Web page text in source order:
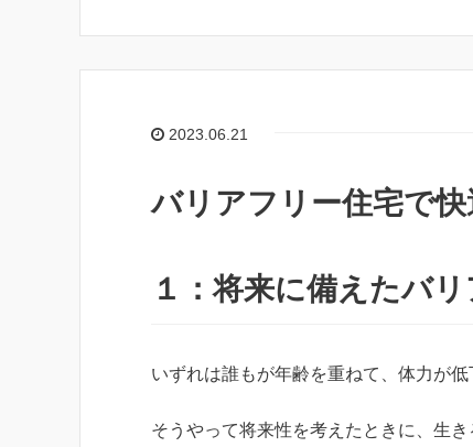
2023.06.21
バリアフリー住宅で
１：将来に備えたバ
いずれは誰もが年齢を重ねて、体力が低
そうやって将来性を考えたときに、生